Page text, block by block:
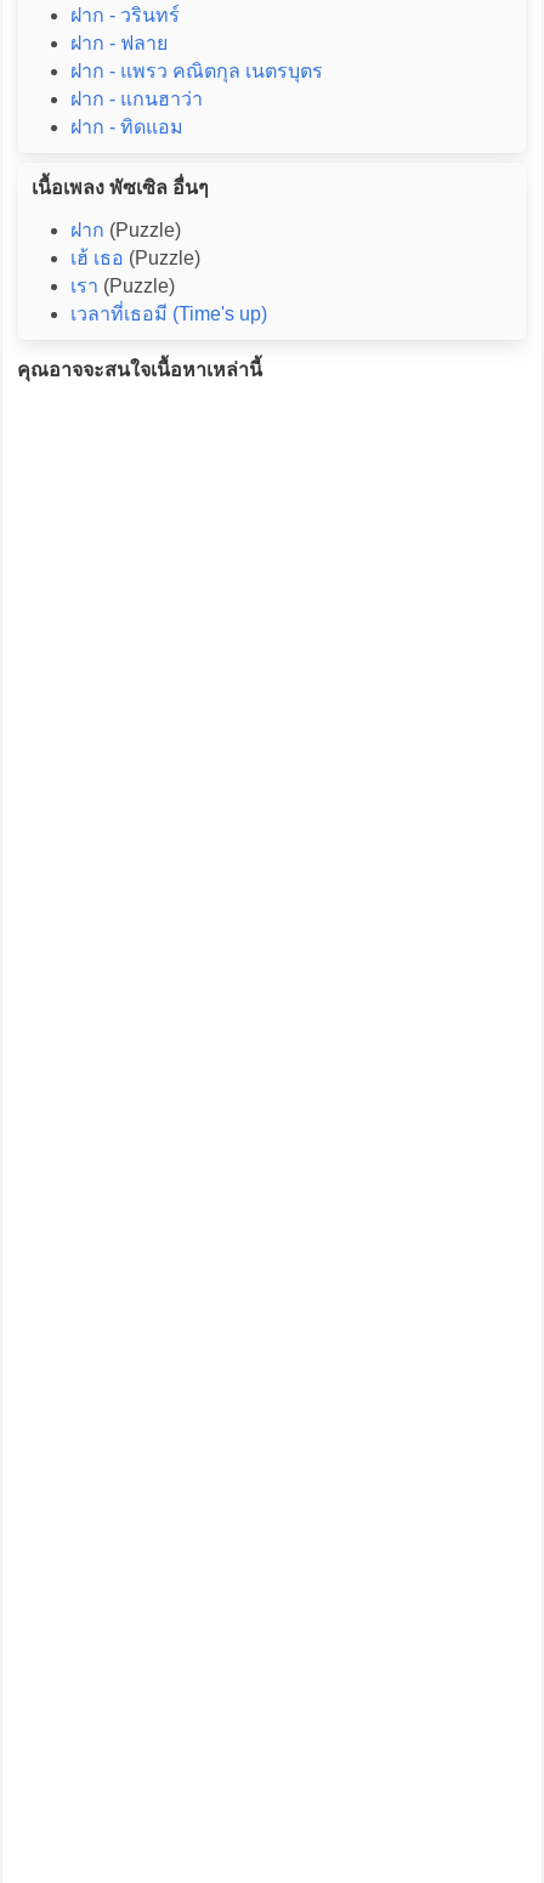
ฝาก - วรินทร์
ฝาก - ฟลาย
ฝาก - แพรว คณิตกุล เนตรบุตร
ฝาก - แกนฮาว่า
ฝาก - ทิดแอม
เนื้อเพลง พัซเซิล อื่นๆ
ฝาก (Puzzle)
เฮ้ เธอ (Puzzle)
เรา (Puzzle)
เวลาที่เธอมี (Time's up)
คุณอาจจะสนใจเนื้อหาเหล่านี้